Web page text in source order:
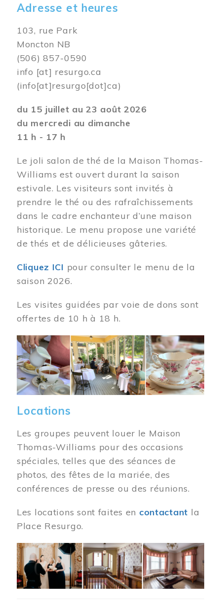
Adresse et heures
103, rue Park
Moncton NB
(506) 857-0590
info [at] resurgo.ca
(info[at]resurgo[dot]ca)
du 15 juillet au 23 août 2026
du mercredi au dimanche
11 h - 17 h
Le joli salon de thé de la Maison Thomas-
Williams est ouvert durant la saison
estivale. Les visiteurs sont invités à
prendre le thé ou des rafraîchissements
dans le cadre enchanteur d’une maison
historique. Le menu propose une variété
de thés et de délicieuses gâteries.
Cliquez ICI pour consulter le menu de la
saison 2026.
Les visites guidées par voie de dons sont
offertes de 10 h à 18 h.
Image
Locations
Les groupes peuvent louer le Maison
Thomas-Williams pour des occasions
spéciales, telles que des séances de
photos, des fêtes de la mariée, des
conférences de presse ou des réunions.
Les locations sont faites en contactant la
Place Resurgo.
Image